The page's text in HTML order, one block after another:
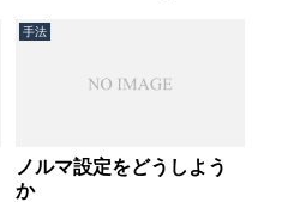
手法
ノルマ設定をどうしよう
か